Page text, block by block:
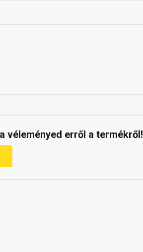
véleményed erről a termékről!